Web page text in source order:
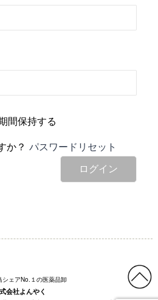
間保持する
か？パスワードリセット
ログイン
シェアNo.１の医薬品卸
会社よんやく